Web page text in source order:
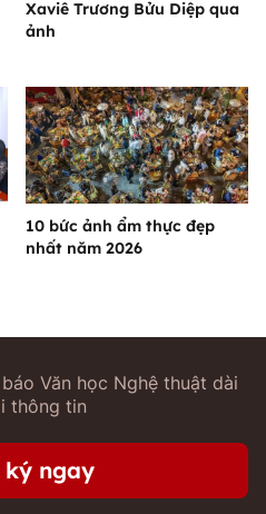
Xaviê Trương Bửu Diệp qua
ảnh
10 bức ảnh ẩm thực đẹp
nhất năm 2026
Văn học Nghệ thuật dài
thông tin
ngay